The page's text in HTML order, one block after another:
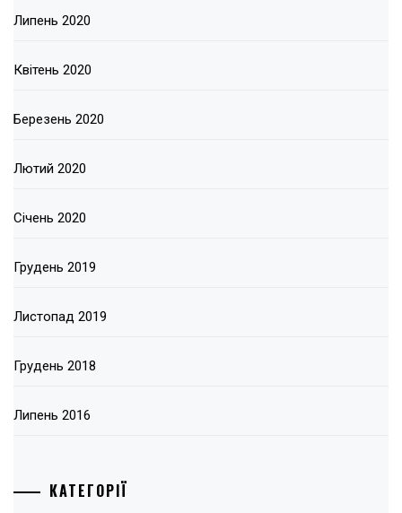
Липень 2020
Квітень 2020
Березень 2020
Лютий 2020
Січень 2020
Грудень 2019
Листопад 2019
Грудень 2018
Липень 2016
КАТЕГОРІЇ